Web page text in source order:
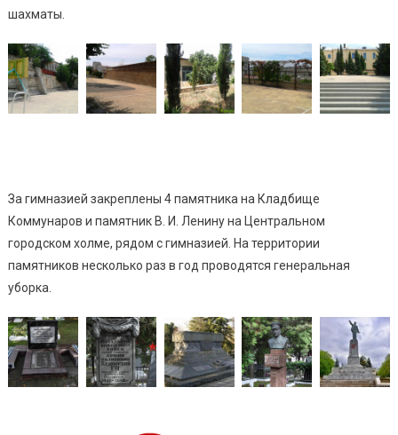
шахматы.
За гимназией закреплены 4 памятника на Кладбище
Коммунаров и памятник В. И. Ленину на Центральном
городском холме, рядом с гимназией. На территории
памятников несколько раз в год проводятся генеральная
уборка.